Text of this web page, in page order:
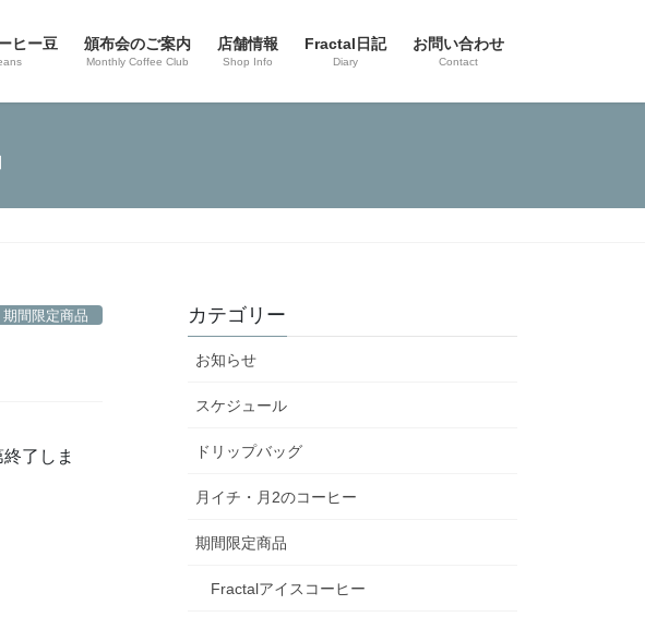
ヒー豆 頒布会のご案内
Monthly Coffee Club
店舗情報
Shop Info
Fractal日記
Diary
お問い合わせ
Contact
期間限定商品
了しま
カテゴリー
お知らせ
スケジュール
ドリップバッグ
月イチ・月2のコーヒー
期間限定商品
Fractalアイスコーヒー